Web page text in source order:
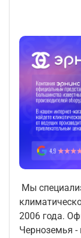
Мы
2006 года.
Черноземья -